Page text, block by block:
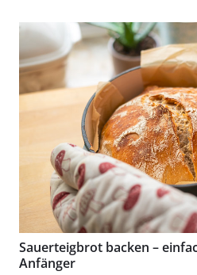
Sauerteigbrot backen –
Anfänger